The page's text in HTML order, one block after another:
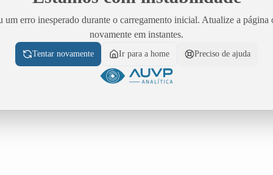
um erro inesperado durante o carregamento inicial. Atualize a página
novamente em instantes.
Tentar novamente Ir para a home Preciso de ajuda